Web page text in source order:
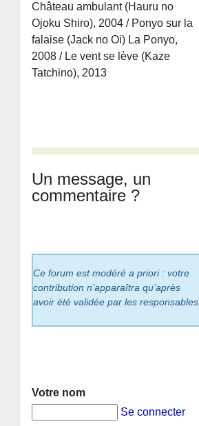
Château ambulant (Hauru no
Ojoku Shiro), 2004 / Ponyo sur la
falaise (Jack no Oi) La Ponyo,
2008 / Le vent se lève (Kaze
Tatchino), 2013
Un message, un
commentaire ?
Ce forum est modéré a priori : votre
contribution n’apparaîtra qu’après
avoir été validée par les responsables.
Votre nom
Se connecter